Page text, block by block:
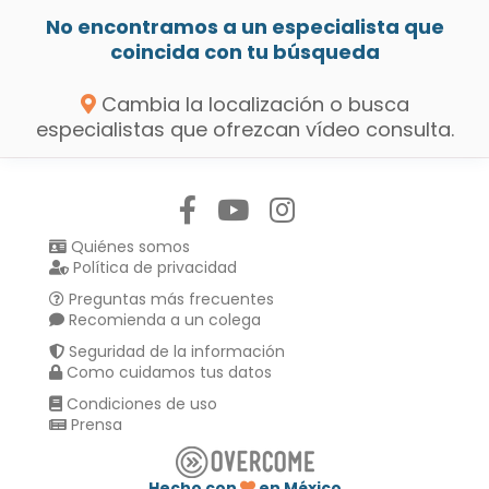
No encontramos a un especialista que
coincida con tu búsqueda
Cambia la localización o busca
especialistas que ofrezcan vídeo consulta.
Quiénes somos
Política de privacidad
Preguntas más frecuentes
Recomienda a un colega
Seguridad de la información
Como cuidamos tus datos
Condiciones de uso
Prensa